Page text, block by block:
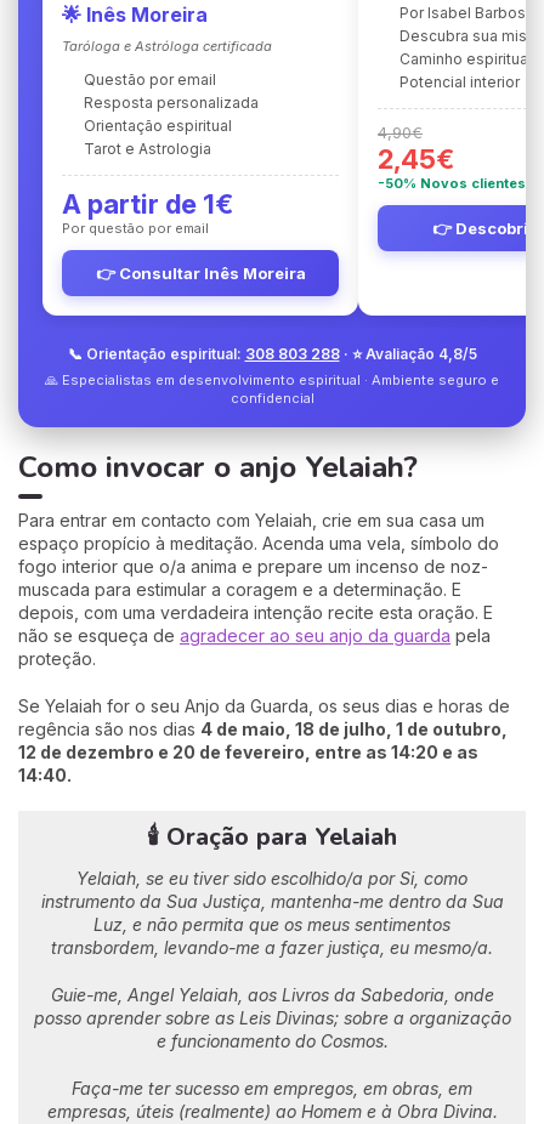
🌟 Inês Moreira
Taróloga e Astróloga certificada
Questão por email
Resposta personalizada
Orientação espiritual
Tarot e Astrologia
A partir de 1€
Por questão por email
👉 Consultar Inês Moreira
Por Isabel Barbosa
Descubra sua
Caminho espiritual
Potencial interior
4,90€
2,45€
-50% Novos clientes
👉 Descobrir
📞 Orientação espiritual: 308 803 288· ⭐ Avaliação 4,8/5
🙏 Especialistas em desenvolvimento espiritual · Ambiente seguro e
confidencial
Como invocar o anjo Yelaiah?
Para entrar em contacto com Yelaiah, crie em sua casa um
espaço propício à meditação. Acenda uma vela, símbolo do
fogo interior que o/a anima e prepare um incenso de noz-
muscada para estimular a coragem e a determinação. E
depois, com uma verdadeira intenção recite esta oração. E
não se esqueça de agradecer ao seu anjo da guarda pela
proteção.
Se Yelaiah for o seu Anjo da Guarda, os seus dias e horas de
regência são nos dias 4 de maio, 18 de julho, 1 de outubro,
12 de dezembro e 20 de fevereiro, entre as 14:20 e as
14:40.
🕯️ Oração para Yelaiah
Yelaiah, se eu tiver sido escolhido/a por Si, como
instrumento da Sua Justiça, mantenha-me dentro da Sua
Luz, e não permita que os meus sentimentos
transbordem, levando-me a fazer justiça, eu mesmo/a.
Guie-me, Angel Yelaiah, aos Livros da Sabedoria, onde
posso aprender sobre as Leis Divinas; sobre a organização
e funcionamento do Cosmos.
Faça-me ter sucesso em empregos, em obras, em
empresas, úteis (realmente) ao Homem e à Obra Divina.